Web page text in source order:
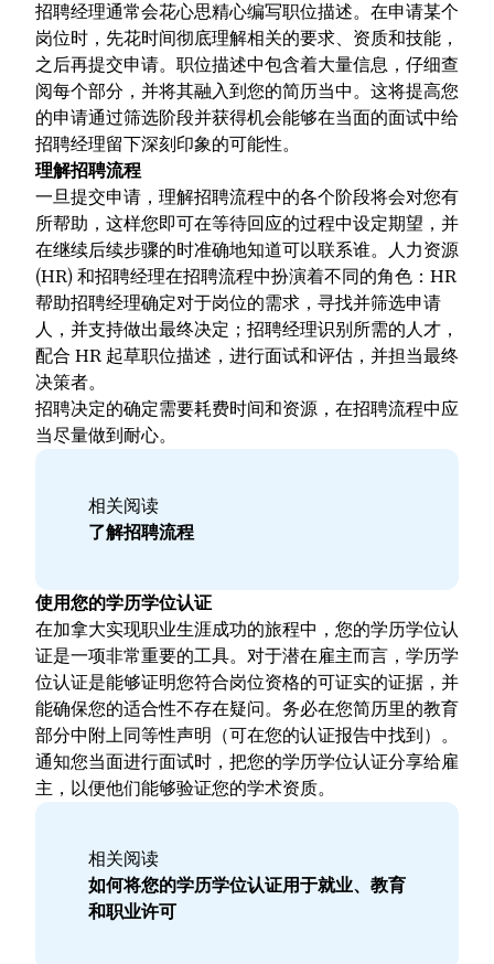
招聘经理通常会花心思精心编写职位描述。在申请某个
岗位时，先花时间彻底理解相关的要求、资质和技能，
之后再提交申请。职位描述中包含着大量信息，仔细查
阅每个部分，并将其融入到您的简历当中。这将提高您
的申请通过筛选阶段并获得机会能够在当面的面试中给
招聘经理留下深刻印象的可能性。
理解招聘流程
一旦提交申请，理解招聘流程中的各个阶段将会对您有
所帮助，这样您即可在等待回应的过程中设定期望，并
在继续后续步骤的时准确地知道可以联系谁。人力资源
(HR) 和招聘经理在招聘流程中扮演着不同的角色：HR
帮助招聘经理确定对于岗位的需求，寻找并筛选申请
人，并支持做出最终决定；招聘经理识别所需的人才，
配合 HR 起草职位描述，进行面试和评估，并担当最终
决策者。
招聘决定的确定需要耗费时间和资源，在招聘流程中应
当尽量做到耐心。
相关阅读
了解招聘流程
使用您的学历学位认证
在加拿大实现职业生涯成功的旅程中，您的学历学位认
证是一项非常重要的工具。对于潜在雇主而言，学历学
位认证是能够证明您符合岗位资格的可证实的证据，并
能确保您的适合性不存在疑问。务必在您简历里的教育
部分中附上同等性声明（可在您的认证报告中找到）。
通知您当面进行面试时，把您的学历学位认证分享给雇
主，以便他们能够验证您的学术资质。
相关阅读
如何将您的学历学位认证用于就业、教育
和职业许可